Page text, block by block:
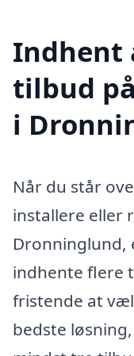
Indhent
tilbud
i
Når du står
installere eller
Dronninglund,
indhente flere
fristende at
bedste